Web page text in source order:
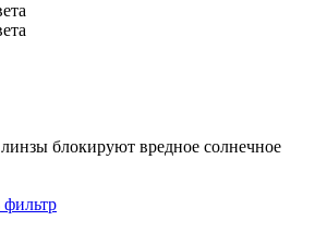
блокируют вредное солнечное